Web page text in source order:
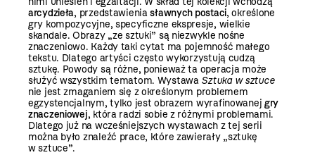
arcydzieła, przedstawieniasławnych postaci, określone
gry kompozycyjne, specyficzne ekspresje, wielkie
skandale. Obrazy „ze sztuki” są niezwykle nośne
znaczeniowo. Każdy taki cytat ma pojemność małego
tekstu. Dlatego artyści często wykorzystują cudzą
sztukę. Powody są różne, ponieważ ta operacja może
służyć wszystkim tematom. Wystawa Sztuka w sztuce
nie jest zmaganiem się z określonym problemem
egzystencjalnym, tylko jest obrazem wyrafinowanejgry
znaczeniowej, która radzi sobie z różnymi problemami.
Dlatego już na wcześniejszych wystawach z tej serii
można było znaleźć prace, które zawierały „sztukę
w sztuce”.